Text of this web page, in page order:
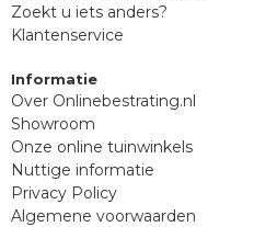
Zoekt u iets anders?
Klantenservice
Informatie
Over Onlinebestrating.nl
Showroom
Onze online tuinwinkels
Nuttige informatie
Privacy Policy
Algemene voorwaarden